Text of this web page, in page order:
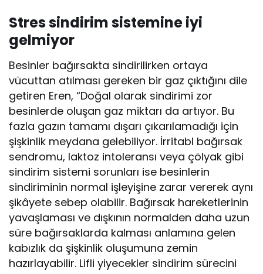
Stres sindirim sistemine iyi
gelmiyor
Besinler bağırsakta sindirilirken ortaya
vücuttan atılması gereken bir gaz çıktığını dile
getiren Eren, “Doğal olarak sindirimi zor
besinlerde oluşan gaz miktarı da artıyor. Bu
fazla gazın tamamı dışarı çıkarılamadığı için
şişkinlik meydana gelebiliyor. İrritabl bağırsak
sendromu, laktoz intoleransı veya çölyak gibi
sindirim sistemi sorunları ise besinlerin
sindiriminin normal işleyişine zarar vererek aynı
şikâyete sebep olabilir. Bağırsak hareketlerinin
yavaşlaması ve dışkının normalden daha uzun
süre bağırsaklarda kalması anlamına gelen
kabızlık da şişkinlik oluşumuna zemin
hazırlayabilir. Lifli yiyecekler sindirim sürecini